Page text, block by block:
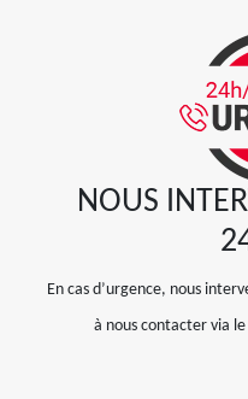
NOUS
En cas d’urgence, nous
à nous contacter via